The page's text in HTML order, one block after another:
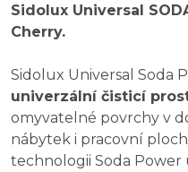
Sidolux Universal
Cherry.
Sidolux Universal Soda
univerzální čisticí
omyvatelné povrchy v
nábytek i pracovní
technologii Soda Power